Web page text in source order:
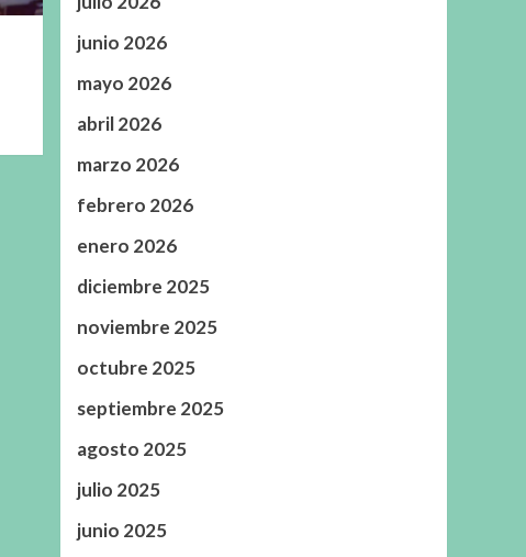
junio 2026
mayo 2026
abril 2026
marzo 2026
febrero 2026
enero 2026
diciembre 2025
noviembre 2025
octubre 2025
septiembre 2025
agosto 2025
julio 2025
junio 2025